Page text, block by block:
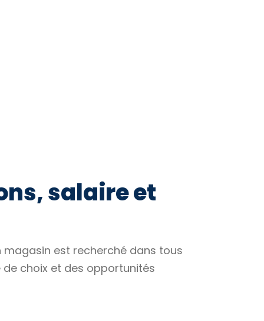
salaire et
est recherché dans tous
choix et des opportunités